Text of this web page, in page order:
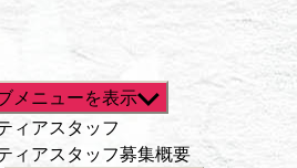
メニューを表示
ィアスタッフ
ィアスタッフ募集概要